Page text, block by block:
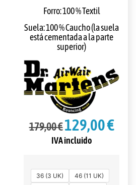
Forro: 100 % Textil
Suela: 100 % Caucho (la suela
está cementada a la parte
superior)
179,00€129,00€
IVA incluido
36 (3 UK)
46 (11 UK)